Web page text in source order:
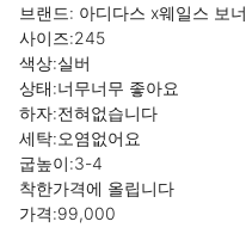
브랜드: 아디다스 x웨일스 보
사이즈:245
색상:실버
상태:너무너무 좋아요
하자:전혀없습니다
세탁:오염없어요
굽높이:3-4
착한가격에 올립니다
가격:99,000